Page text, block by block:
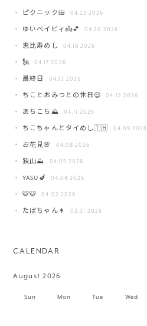
ピクニック🍱 04.22 2026
ゆいベイビィ👼💕 04.20 2026
恵比寿めし 04.18 2026
🗽 04.17 2026
最終日 04.13 2026
ちことおみつとの休日😌 04.12 2026
あちこち⛰️ 04.11 2026
ちこちゃんとタイめし🇹🇭 04.09 2026
お花見🌸 04.08 2026
狭山⛰️ 04.05 2026
YASU🍆 04.04 2026
🐯🐯 04.02 2026
たばちゃん👩 03.31 2026
CALENDAR
August 2026
Sun Mon Tue Wed